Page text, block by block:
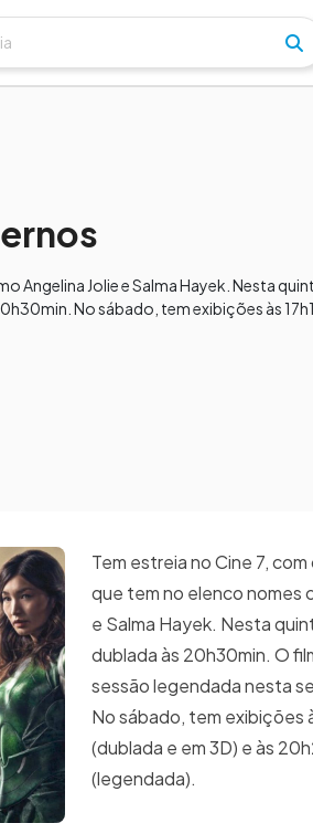
Angelina Jolie e Salma Hayek. Nesta
No sábado, tem exibições às
Tem estreia no Cine 7,
que tem no elenco nomes
e Salma Hayek. Nesta
dublada às 20h30min. O
sessão legendada nesta
No sábado, tem exibições
(dublada e em 3D) e às
(legendada).